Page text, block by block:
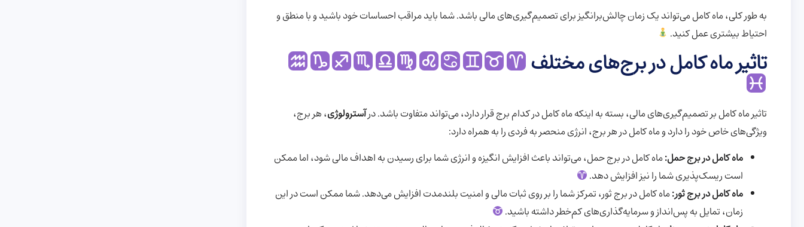
به طور کلی، ماه کامل می‌تواند یک زمان چالش‌برانگیز برای تصمیم‌گیری‌های مالی باشد. شما باید مراقب احساسات خود باشید و با منطق و
احتیاط بیشتری عمل کنید.
تاثیر ماه کامل در برج‌های مختلف
تاثیر ماه کامل بر تصمیم‌گیری‌های مالی، بسته به اینکه ماه کامل در کدام برج قرار دارد، می‌تواند متفاوت باشد. درآسترولوژی، هر برج،
ویژگی‌های خاص خود را دارد و ماه کامل در هر برج، انرژی منحصر به فردی را به همراه دارد:
ماه کامل در برج حمل:ماه کامل در برج حمل، می‌تواند باعث افزایش انگیزه و انرژی شما برای رسیدن به اهداف مالی شود، اما ممکن
است ریسک‌پذیری شما را نیز افزایش دهد.
ماه کامل در برج ثور:ماه کامل در برج ثور، تمرکز شما را بر روی ثبات مالی و امنیت بلندمدت افزایش می‌دهد. شما ممکن است در این
زمان، تمایل به پس‌انداز و سرمایه‌گذاری‌های کم‌خطر داشته باشید.